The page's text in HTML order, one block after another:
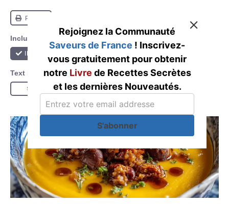
Rejoignez la Communauté
Saveurs de France ! Inscrivez-
vous gratuitement pour obtenir
notre Livre de Recettes Secrètes
et les dernières Nouveautés.
S'abonner